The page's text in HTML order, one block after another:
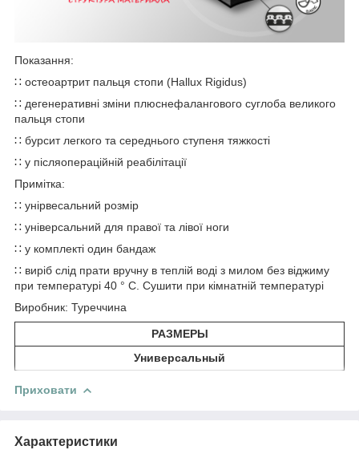
Показання:
∷ остеоартрит пальця стопи (Hallux Rigidus)
∷ дегенеративні зміни плюснефалангового суглоба великого
пальця стопи
∷ бурсит легкого та середнього ступеня тяжкості
∷ у післяопераційній реабілітації
Примітка:
∷ унірвесальний розмір
∷ універсальний для правої та лівої ноги
∷ у комплекті один бандаж
∷ виріб слід прати вручну в теплій воді з милом без віджиму
при температурі 40 ° C. Сушити при кімнатній температурі
Виробник: Туреччина
РАЗМЕРЫ
Универсальный
Приховати
Характеристики